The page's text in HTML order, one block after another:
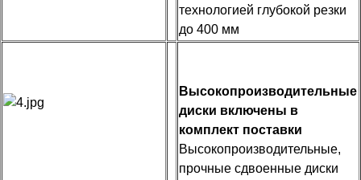
технологией глубокой резки
до 400 мм
Высокопроизводительные
диски включены в
комплект поставки
Высокопроизводительные,
прочные сдвоенные диски